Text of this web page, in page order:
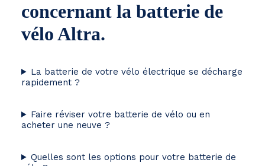
concernant la batterie de
vélo Altra.
La batterie de votre vélo électrique se décharge
rapidement ?
Faire réviser votre batterie de vélo ou en
acheter une neuve ?
Quelles sont les options pour votre batterie de